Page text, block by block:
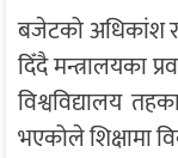
बजेटको अधिकांश
दिँदै मन्त्रालयका
विश्वविद्यालय
भएकोले शिक्षामा